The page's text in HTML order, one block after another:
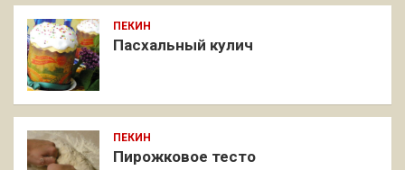
ПЕКИН
Пасхальный кулич
ПЕКИН
Пирожковое тесто